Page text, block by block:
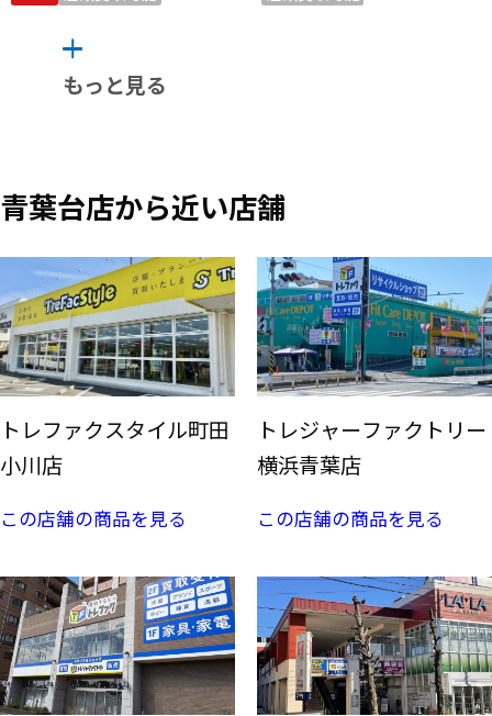
もっと見る
青葉台店から近い店舗
トレファクスタイル町田
小川店
この店舗の商品を見る
トレジャーファクトリー
横浜青葉店
この店舗の商品を見る